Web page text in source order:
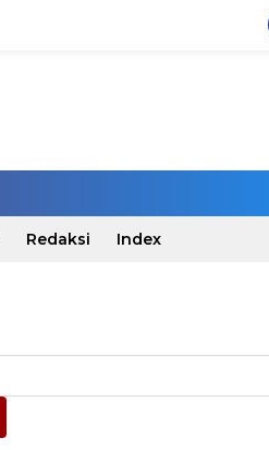
Redaksi Index